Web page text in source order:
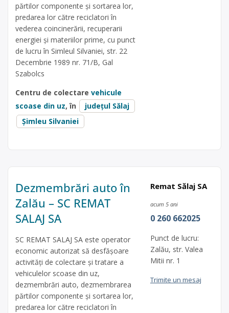
părtilor componente și sortarea lor,
predarea lor către reciclatori în
vederea coincinerării, recuperarii
energiei și materiilor prime, cu punct
de lucru în Simleul Silvaniei, str. 22
Decembrie 1989 nr. 71/B, Gal
Szabolcs
Centru de colectare vehicule
scoase din uz, în
județul Sălaj
Șimleu Silvaniei
Dezmembrări auto în
Zalău – SC REMAT
SALAJ SA
SC REMAT SALAJ SA este operator
economic autorizat să desfăşoare
activităţi de colectare şi tratare a
vehiculelor scoase din uz,
dezmembrări auto, dezmembrarea
părtilor componente și sortarea lor,
predarea lor către reciclatori în
Remat Sălaj SA
acum 5 ani
0 260 662025
Punct de lucru:
Zalău, str. Valea
Mitii nr. 1
Trimite un mesaj